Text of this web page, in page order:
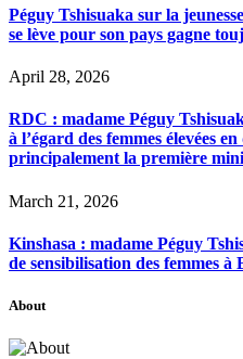
Péguy Tshisuaka sur la
se lève pour son pays gagne
April 28, 2026
RDC : madame Péguy
à l’égard des femmes élevées
principalement la première
March 21, 2026
Kinshasa : madame Péguy
de sensibilisation des femmes à
About